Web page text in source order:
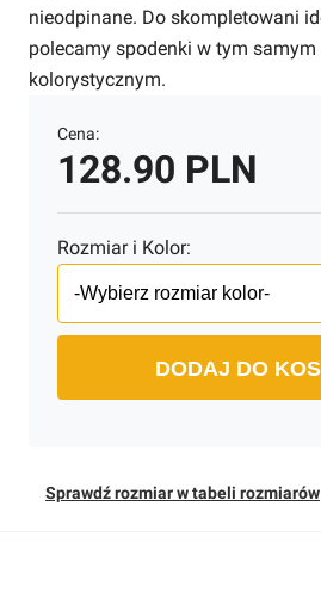
nieodpinane. Do skompletowani
polecamy spodenki w tym samym
kolorystycznym.
Cena:
128.90 PLN
Rozmiar i Kolor:
DODAJ DO
Sprawdź rozmiar w tabeli rozmiarów